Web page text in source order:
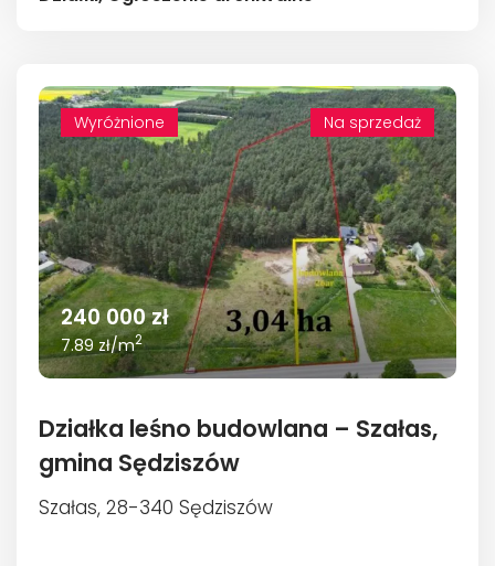
Wyróżnione Na sprzedaż
240 000 zł
7.89 zł/m2
Działka leśno budowlana – Szałas,
gmina Sędziszów
Szałas, 28-340 Sędziszów